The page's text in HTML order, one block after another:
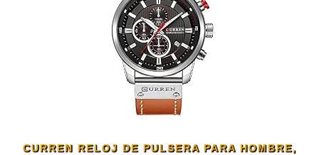
CURREN RELOJ DE PULSERA PARA HOMBRE,